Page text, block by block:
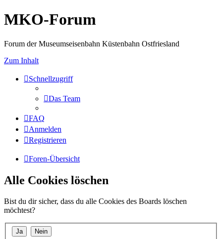
MKO-Forum
Forum der Museumseisenbahn Küstenbahn Ostfriesland
Zum Inhalt
Schnellzugriff
Das Team
FAQ
Anmelden
Registrieren
Foren-Übersicht
Alle Cookies löschen
Bist du dir sicher, dass du alle Cookies des Boards löschen
möchtest?